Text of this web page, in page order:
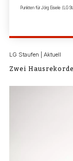
Punkten für Jörg Eisele (LG
LG Staufen | Aktuell
Zwei